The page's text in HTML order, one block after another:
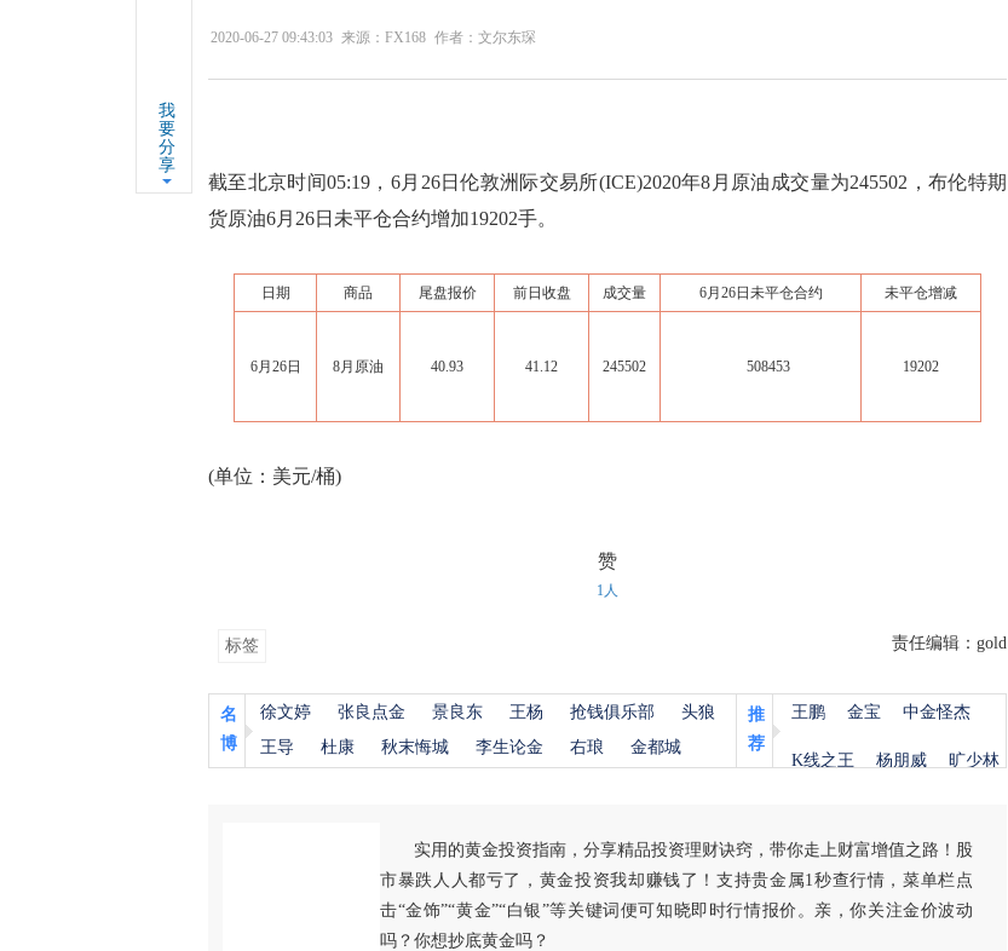
2020-06-27 09:43:03 来源：FX168 作者：文尔东琛
我
要
分
享
截至北京时间05:19，6月26日伦敦洲际交易所(ICE)2020年8月原油成交量为245502，布伦特期
货原油6月26日未平仓合约增加19202手。
日期 商品 尾盘报价 前日收盘 成交量 6月26日未平仓合约 未平仓增减
6月26日 8月原油 40.93 41.12 245502 508453 19202
(单位：美元/桶)
赞
1人
标签 责任编辑：gold
名
博
徐文婷 张良点金 景良东 王杨 抢钱俱乐部
头狼
王导
杜康 秋末悔城 李生论金 右琅 金都城
推
荐
王鹏 金宝 中金怪杰
K线之王 杨朋威 旷少林
实用的黄金投资指南，分享精品投资理财诀窍，带你走上财富增值之路！股
市暴跌人人都亏了，黄金投资我却赚钱了！支持贵金属1秒查行情，菜单栏点
击“金饰”“黄金”“白银”等关键词便可知晓即时行情报价。亲，你关注金价波动
吗？你想抄底黄金吗？